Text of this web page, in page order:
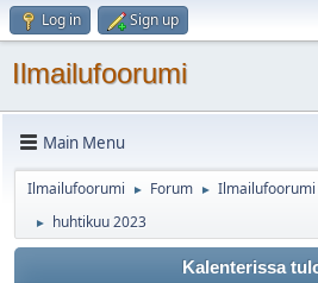
Log in Sign up
Ilmailufoorumi
Main Menu
Ilmailufoorumi ► Forum ► Ilmailufoorumi
► huhtikuu 2023
Kalenterissa